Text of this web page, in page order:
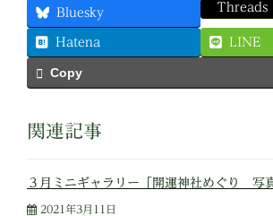
Bluesky Threads
Hatena LINE
Copy
関連記事
３月ミニギャラリー「開運神社めぐり 写
2021年3月11日